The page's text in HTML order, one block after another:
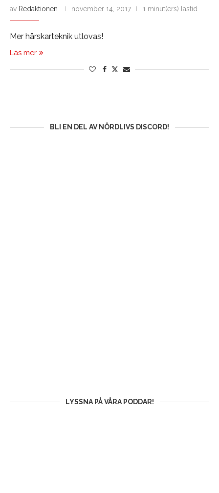
av Redaktionen november 14, 2017 1 minut(ers) lästid
Mer härskarteknik utlovas!
Läs mer
BLI EN DEL AV NÖRDLIVS DISCORD!
LYSSNA PÅ VÅRA PODDAR!